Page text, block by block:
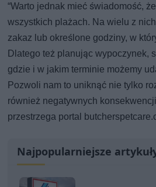
“Warto jednak mieć świadomość,
wszystkich plażach. Na wielu z
zakaz lub określone godziny, w
Dlatego też planując wypoczynek,
gdzie i w jakim terminie możemy
Pozwoli nam to uniknąć nie tylko
również negatywnych
przestrzega portal
Najpopularniejsze